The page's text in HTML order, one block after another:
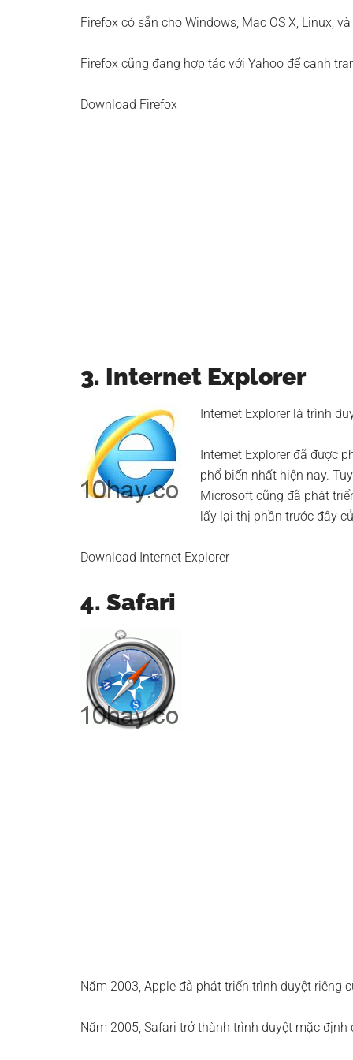
Firefox có sẵn cho Windows, Mac OS X, Linux,
Firefox cũng đang hợp tác với Yahoo để cạnh
Download Firefox
3. Internet Explorer
Internet Explorer là trình
Internet Explorer đã được
phổ biến nhất hiện nay.
Microsoft cũng đã phát
lấy lại thị phần trước đây
Download Internet Explorer
4. Safari
Năm 2003, Apple đã phát triển trình duyệt riêng
Năm 2005, Safari trở thành trình duyệt mặc định